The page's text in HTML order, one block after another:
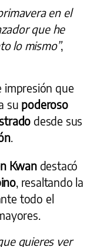
en el
que he
lo mismo”,
impresión que
su poderoso
desde sus
.
Kwandestacó
, resaltando la
todo el
quieres ver